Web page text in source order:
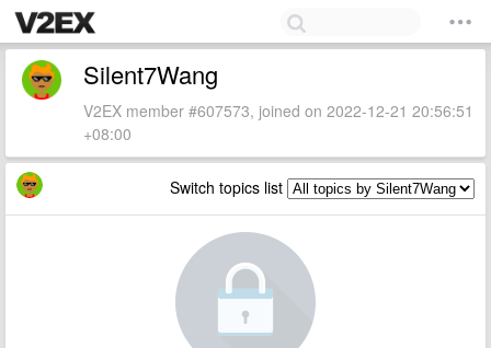
Silent7Wang
V2EX member #607573, joined on 2022-12-21 20:56:51
+08:00
Switch topics list